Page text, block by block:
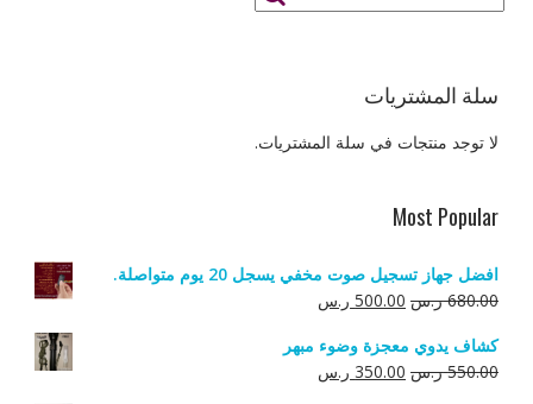
سلة المشتريات
لا توجد منتجات في سلة المشتريات.
Most Popular
افضل جهاز تسجيل صوت مخفي يسجل 20 يوم متواصلة.
680.00 ر.س السعر
هو:
680.00 ر.س.
500.00 ر.سالسعر
هو:
500.00 ر.س.
كشاف يدوي معجزة وضوء مبهر
550.00 ر.س السعر
350.00 ر.سالسعر